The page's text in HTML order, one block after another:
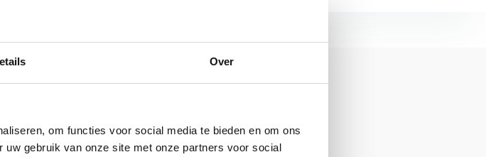
Over
om functies voor social media te bieden en om ons
gebruik van onze site met onze partners voor social